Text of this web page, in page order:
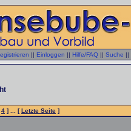
|| Einloggen || Hilfe/FAQ || Suche ||
4 ] ... [Letzte Seite ]